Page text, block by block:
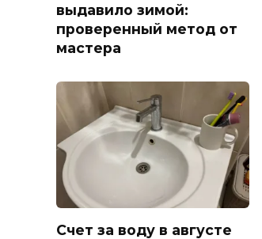
выдавило зимой:
проверенный метод от
мастера
Счет за воду в августе